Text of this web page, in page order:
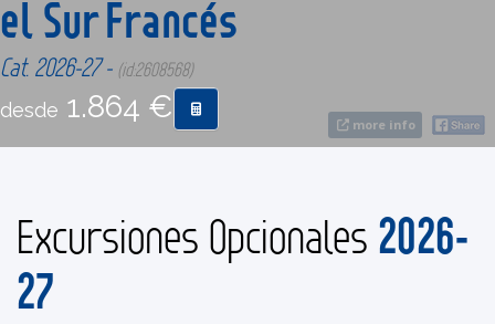
more info
el Sur Francés
Cat. 2026-27 - (id:2608568)
desde 1.864 €
Excursiones Opcionales 2026-
27